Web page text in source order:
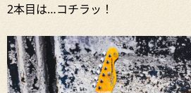
2本目は…コチラッ！